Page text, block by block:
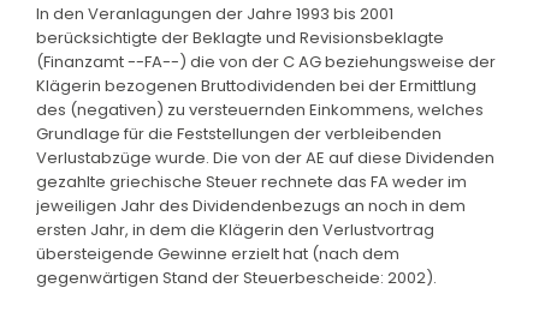
In den Veranlagungen der Jahre 1993 bis 2001
berücksichtigte der Beklagte und Revisionsbeklagte
(Finanzamt --FA--) die von der C AG beziehungsweise der
Klägerin bezogenen Bruttodividenden bei der Ermittlung
des (negativen) zu versteuernden Einkommens, welches
Grundlage für die Feststellungen der verbleibenden
Verlustabzüge wurde. Die von der AE auf diese Dividenden
gezahlte griechische Steuer rechnete das FA weder im
jeweiligen Jahr des Dividendenbezugs an noch in dem
ersten Jahr, in dem die Klägerin den Verlustvortrag
übersteigende Gewinne erzielt hat (nach dem
gegenwärtigen Stand der Steuerbescheide: 2002).